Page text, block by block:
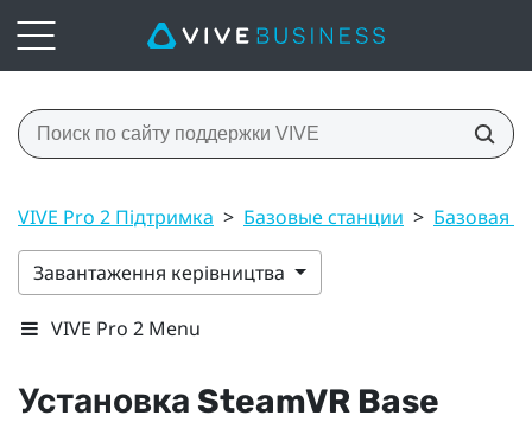
VIVE Pro 2 Підтримка > Базовые станции > Базовая
Завантаження керівництва
VIVE Pro 2 Menu
Установка SteamVR Base